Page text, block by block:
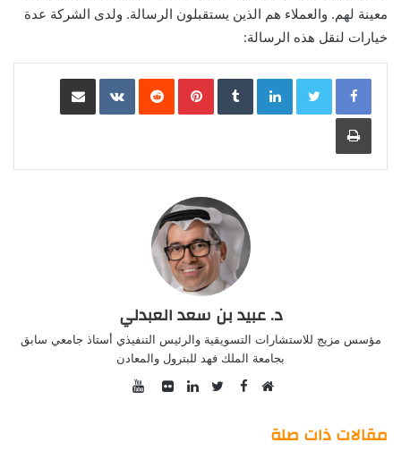
معينة لهم. والعملاء هم الذين يستقبلون الرسالة. ولدى الشركة عدة
خيارات لنقل هذه الرسالة:
LinkedIn
Pinterest مشاركة عبر البريد
طباعة
د. عبيد بن سعد العبدلي
مؤسس مزيج للاستشارات التسويقية والرئيس التنفيذي أستاذ جامعي سابق
بجامعة الملك فهد للبترول والمعادن
Facebook
مقالات ذات صلة